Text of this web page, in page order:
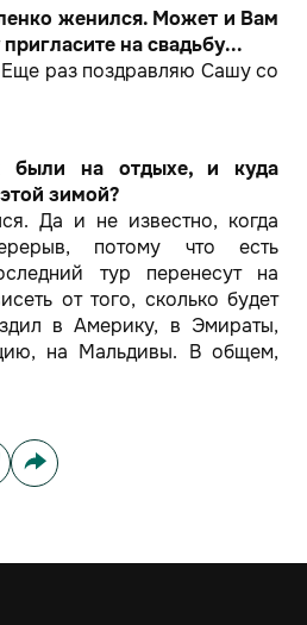
женился. Может и Вам
на свадьбу...
раз поздравляю Сашу со
были на отдыхе, и куда
зимой?
Да и не известно, когда
потому что есть
тур перенесут на
от того, сколько будет
в Америку, в Эмираты,
на Мальдивы. В общем,